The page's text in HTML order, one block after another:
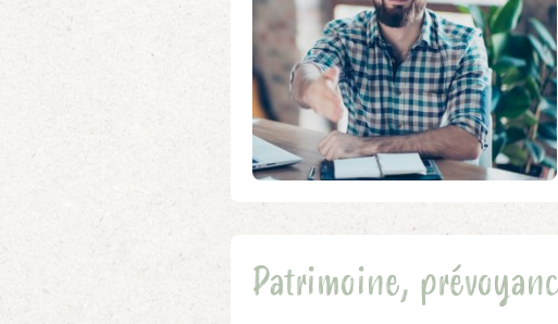
d’employeurs, une coopérative, une…
Patrimoine,